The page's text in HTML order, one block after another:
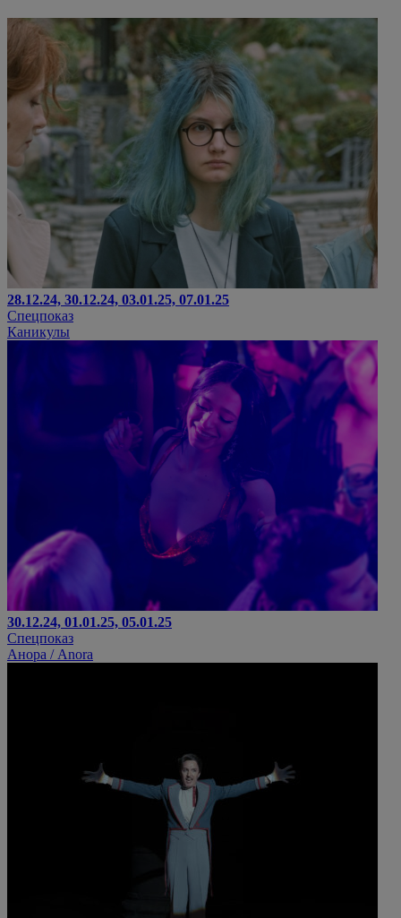
28.12.24, 30.12.24, 03.01.25, 07.01.25
Спецпоказ
Каникулы
30.12.24, 01.01.25, 05.01.25
Спецпоказ
Анора / Anora